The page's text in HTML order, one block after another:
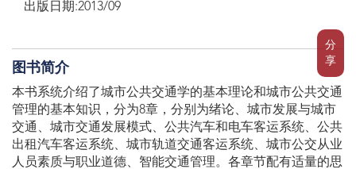
分
享
出版日期:2013/09
图书简介
本书系统介绍了城市公共交通学的基本理论和城市公共交通
管理的基本知识，分为8章，分别为绪论、城市发展与城市
交通、城市交通发展模式、公共汽车和电车客运系统、公共
出租汽车客运系统、城市轨道交通客运系统、城市公交从业
人员素质与职业道德、智能交通管理。各章节配有适量的思